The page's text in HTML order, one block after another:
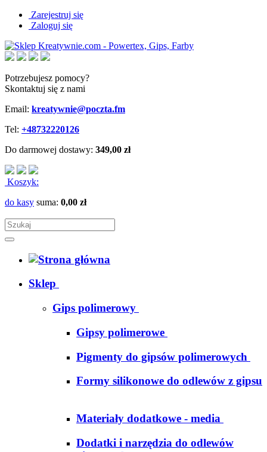
Zarejestruj się
Zaloguj się
Potrzebujesz pomocy?
Skontaktuj się z nami
Email: kreatywnie@poczta.fm
Tel: +48732220126
Do darmowej dostawy: 349,00 zł
Koszyk:
do kasy suma: 0,00 zł
Sklep
Gips polimerowy
Gipsy polimerowe
Pigmenty do gipsów polimerowych
Formy silikonowe do odlewów z gipsu
Materiały dodatkowe - media
Dodatki i narzędzia do odlewów